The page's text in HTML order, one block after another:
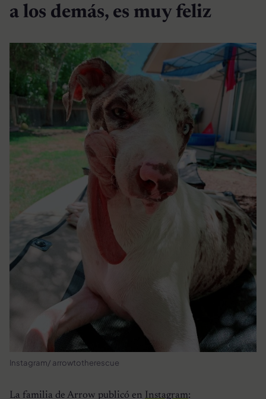
a los demás, es muy feliz
Instagram/ arrowtotherescue
La familia de Arrow publicó en Instagram: